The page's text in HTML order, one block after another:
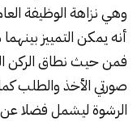
وهي نزاهة الوظيفة
أنه يمكن التمييز
فمن حيث نطاق الركن
صورتي الأخذ والطلب
الرشوة ليشمل فضلا عن